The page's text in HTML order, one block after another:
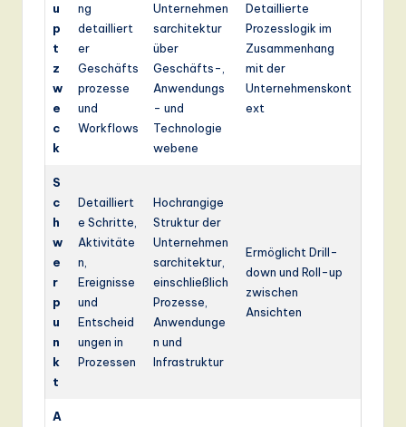
u
p
t
z
w
e
c
k
ng
detailliert
er
Geschäfts
prozesse
und
Workflows
Unternehmen
sarchitektur
über
Geschäfts-,
Anwendungs
- und
Technologie
webene
Detaillierte
Prozesslogik im
Zusammenhang
mit der
Unternehmenskont
ext
S
c
h
w
e
r
p
u
n
k
t
Detailliert
e Schritte,
Aktivitäte
n,
Ereignisse
und
Entscheid
ungen in
Prozessen
Hochrangige
Struktur der
Unternehmen
sarchitektur,
einschließlich
Prozesse,
Anwendunge
n und
Infrastruktur
Ermöglicht Drill-
down und Roll-up
zwischen
Ansichten
A